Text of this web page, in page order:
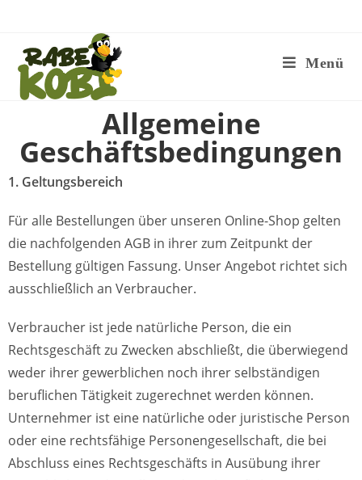
Menü
Allgemeine
Geschäftsbedingungen
1. Geltungsbereich
Für alle Bestellungen über unseren Online-Shop gelten
die nachfolgenden AGB in ihrer zum Zeitpunkt der
Bestellung gültigen Fassung. Unser Angebot richtet sich
ausschließlich an Verbraucher.
Verbraucher ist jede natürliche Person, die ein
Rechtsgeschäft zu Zwecken abschließt, die überwiegend
weder ihrer gewerblichen noch ihrer selbständigen
beruflichen Tätigkeit zugerechnet werden können.
Unternehmer ist eine natürliche oder juristische Person
oder eine rechtsfähige Personengesellschaft, die bei
Abschluss eines Rechtsgeschäfts in Ausübung ihrer